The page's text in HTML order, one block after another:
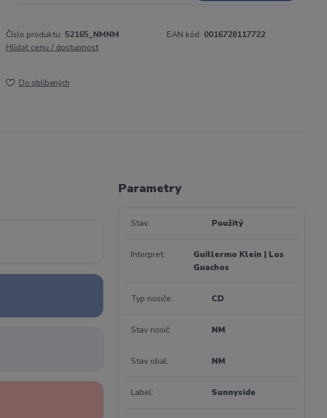
Číslo produktu: 52165_NMNM EAN kód: 0016728117722
Hlídat cenu / dostupnost
Do oblíbených
Parametry
Stav Použitý
Interpret
Guillermo Klein | Los
Guachos
Typ nosiče CD
Stav nosič NM
Stav obal NM
Label Sunnyside